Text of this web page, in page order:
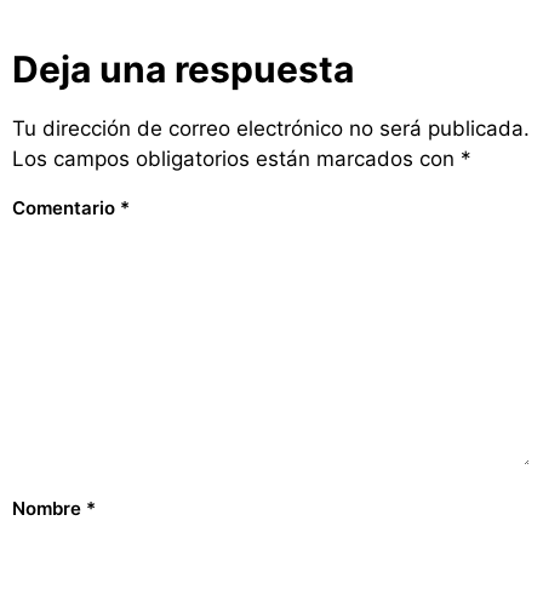
Deja una respuesta
Tu dirección de correo electrónico no será publicada.
Los campos obligatorios están marcados con *
Comentario *
Nombre *